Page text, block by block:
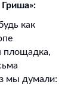
как
площадка,
мы думали: